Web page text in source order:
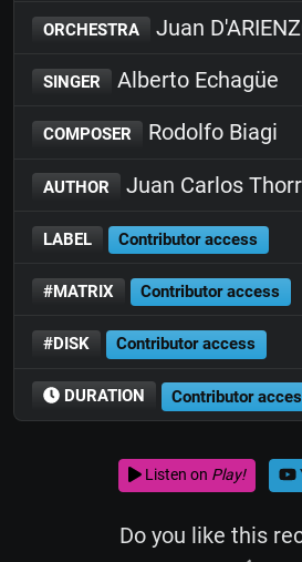
ORCHESTRA Juan
SINGER Alberto Echagüe
COMPOSER Rodolfo Biagi
AUTHOR Juan Carlos
LABEL Contributor access
#MATRIX Contributor access
#DISK Contributor access
DURATION Contributor
Listen on Play!
Do you like this